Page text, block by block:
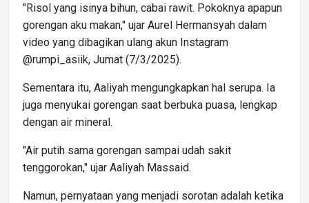
"Risol yang isinya bihun, cabai rawit. Pokoknya apapun
gorengan aku makan," ujar Aurel Hermansyah dalam
video yang dibagikan ulang akun Instagram
@rumpi_asiik, Jumat (7/3/2025).
Sementara itu, Aaliyah mengungkapkan hal serupa. Ia
juga menyukai gorengan saat berbuka puasa, lengkap
dengan air mineral.
"Air putih sama gorengan sampai udah sakit
tenggorokan," ujar Aaliyah Massaid.
Namun, pernyataan yang menjadi sorotan adalah ketika